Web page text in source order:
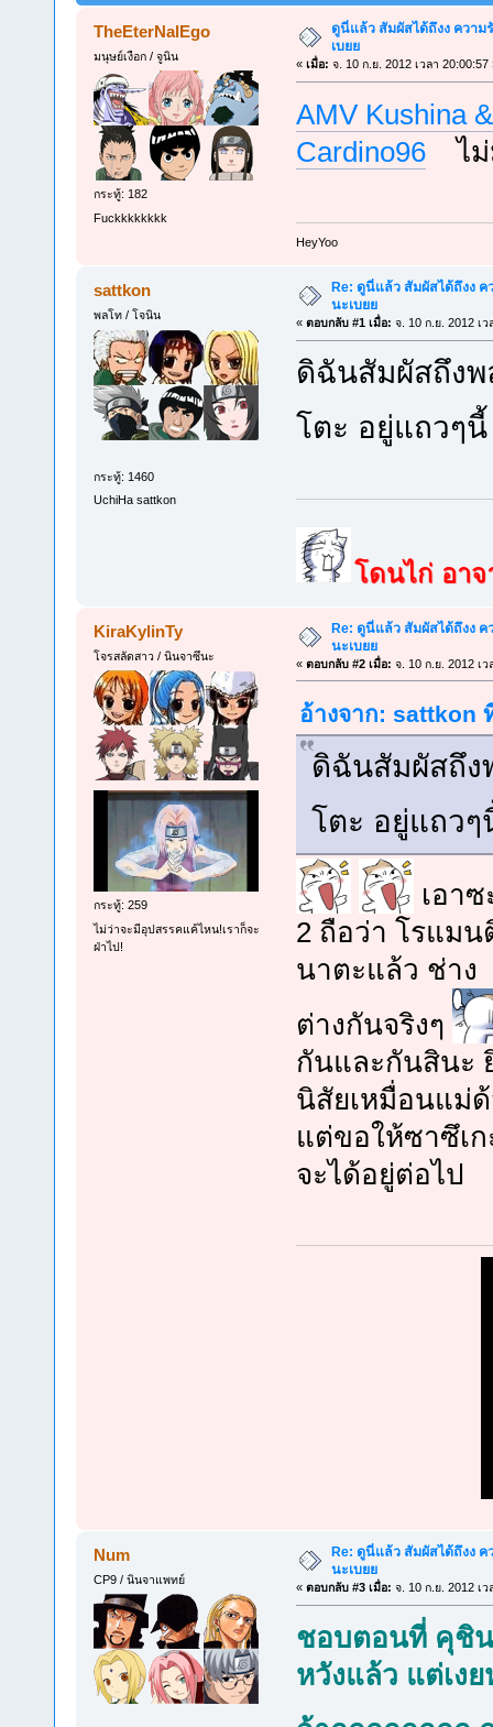
TheEterNalEgo
มนุษย์เงือก / จูนิน
กระทู้: 182
Fuckkkkkkkk
ดูนี่แล้ว สัมผัสได้ถึงง ควา
เบยย
« เมื่อ: จ. 10 ก.ย. 2012 เวลา 20:00:57
AMV Kushina
Cardino96ไม่มี
็HeyYoo
sattkon
พลโท / โจนิน
กระทู้: 1460
UchiHa sattkon
Re: ดูนี่แล้ว สัมผัสได้ถึงง
นะเบยย
« ตอบกลับ #1 เมื่อ: จ. 10 ก.ย. 2012 เว
ดิฉันสัมผัสถึงพ
โตะ อยู่แถวๆนี้
โดนไก่ อา
KiraKylinTy
โจรสลัดสาว / นินจาซึนะ
กระทู้: 259
ไม่ว่าจะมีอุปสรรคแค้ไหน!เราก็จะ
ฝ่าไป!
Re: ดูนี่แล้ว สัมผัสได้ถึงง
นะเบยย
« ตอบกลับ #2 เมื่อ: จ. 10 ก.ย. 2012 เว
อ้างจาก: sattkon
ดิฉันสัมผัสถึง
โตะ อยู่แถวๆ
เอา
2 ถือว่า โรแมน
นาตะแล้ว ช่าง
ต่างกันจริงๆ
กันและกันสินะ
นิสัยเหมื่อนแม่ด้
แต่ขอให้ซาซึเ
จะได้อยู่ต่อไป
Num
CP9 / นินจาแพทย์
Re: ดูนี่แล้ว สัมผัสได้ถึงง
นะเบยย
« ตอบกลับ #3 เมื่อ: จ. 10 ก.ย. 2012 เว
ชอบตอนที่ คุชิน
หวังแล้ว แต่เง